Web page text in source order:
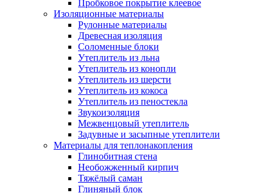
Пробковое покрытие клеевое
Изоляционные материалы
Рулонные материалы
Древесная изоляция
Соломенные блоки
Утеплитель из льна
Утеплитель из конопли
Утеплитель из шерсти
Утеплитель из кокоса
Утеплитель из пеностекла
Звукоизоляция
Межвенцовый утеплитель
Задувные и засыпные утеплители
Материалы для теплонакопления
Глинобитная стена
Необожженный кирпич
Тяжёлый саман
Глиняный блок